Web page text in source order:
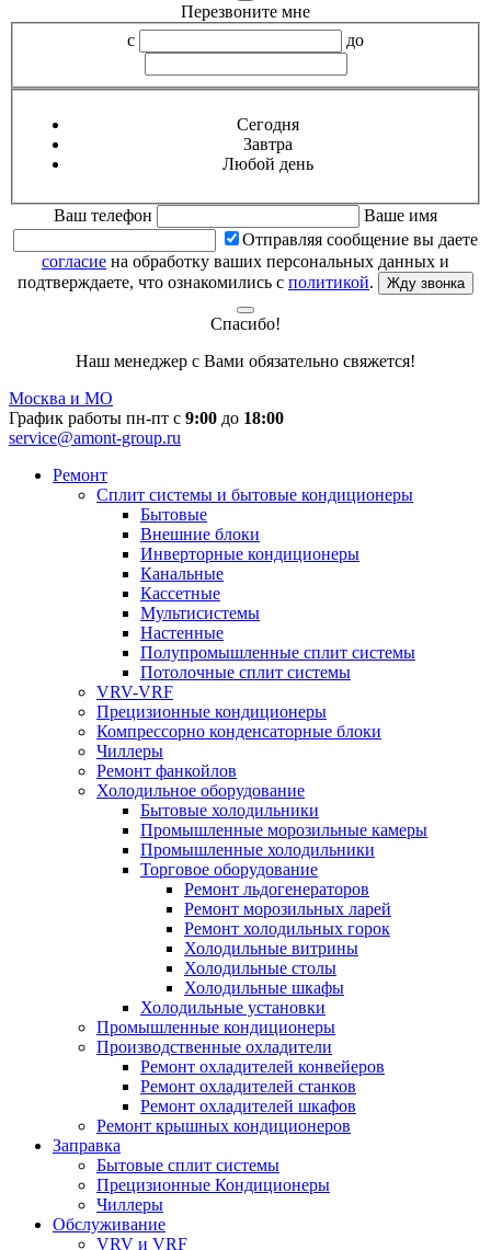
Перезвоните мне
с
до
Сегодня
Завтра
Любой день
Ваш телефон
Ваше имя
Отправляя сообщение вы даете
согласие на обработку ваших персональных данных и
подтверждаете, что ознакомились с политикой. Жду звонка
Спасибо!
Наш менеджер с Вами обязательно свяжется!
Москва и МО
График работы пн-пт с 9:00 до 18:00
service@amont-group.ru
Ремонт
Сплит системы и бытовые кондиционеры
Бытовые
Внешние блоки
Инверторные кондиционеры
Канальные
Кассетные
Мультисистемы
Настенные
Полупромышленные сплит системы
Потолочные сплит системы
VRV-VRF
Прецизионные кондиционеры
Компрессорно конденсаторные блоки
Чиллеры
Ремонт фанкойлов
Холодильное оборудование
Бытовые холодильники
Промышленные морозильные камеры
Промышленные холодильники
Торговое оборудование
Ремонт льдогенераторов
Ремонт морозильных ларей
Ремонт холодильных горок
Холодильные витрины
Холодильные столы
Холодильные шкафы
Холодильные установки
Промышленные кондиционеры
Производственные охладители
Ремонт охладителей конвейеров
Ремонт охладителей станков
Ремонт охладителей шкафов
Ремонт крышных кондиционеров
Заправка
Бытовые сплит системы
Прецизионные Кондиционеры
Чиллеры
Обслуживание
VRV и VRF